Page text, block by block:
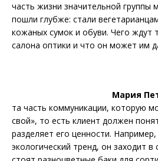
часть жизни значительной группы
пошли глубже: стали
кожаных сумок и обуви. Чего ждут
салона оптики и что он может им
Мария
та часть коммуникации, которую
свой», то есть клиент должен
разделяет его ценности.
экологический тренд, он заходит